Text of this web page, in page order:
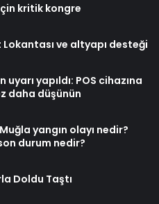
kritik kongre
Lokantası ve altyapı desteği
yapıldı: POS cihazına
daha düşünün
yangın olayı nedir?
durum nedir?
Doldu Taştı